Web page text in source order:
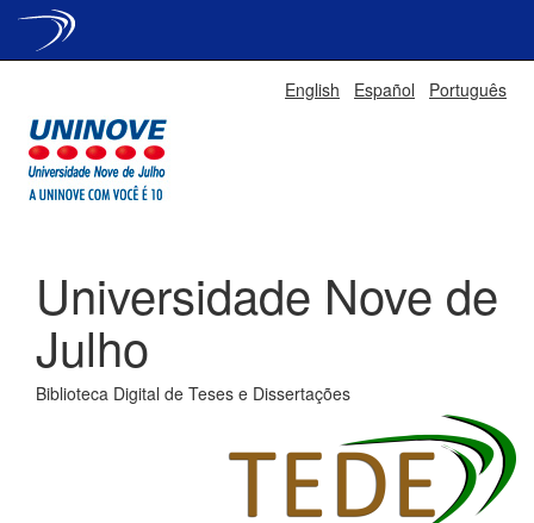
English Español Português
Universidade Nove de
Julho
Biblioteca Digital de Teses e Dissertações